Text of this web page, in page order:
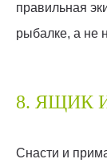
правильная
рыбалке, а не
8. ЯЩИК
Снасти и